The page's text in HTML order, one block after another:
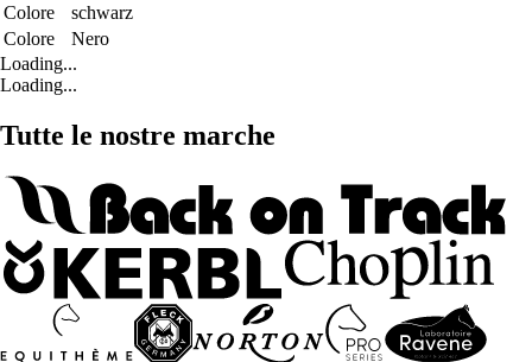
Colore
schwarz
Colore
Nero
Loading...
Loading...
Tutte le nostre marche